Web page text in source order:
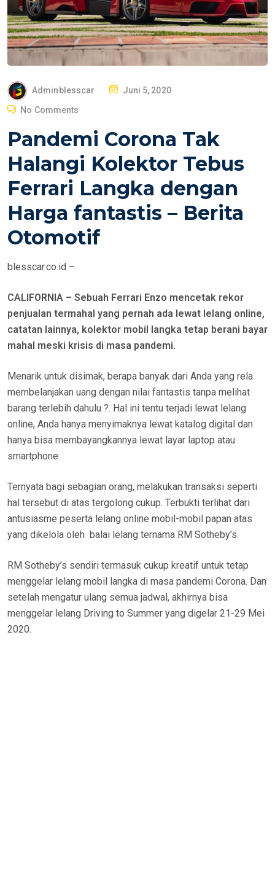
Adminblesscar
T
D
O
N
Juni 5, 2020
No Comments
Pandemi Corona Tak
Halangi Kolektor Tebus
Ferrari Langka dengan
Harga fantastis – Berita
Otomotif
blesscar.co.id –
CALIFORNIA – Sebuah Ferrari Enzo mencetak rekor
penjualan termahal yang pernah ada lewat lelang online,
catatan lainnya, kolektor mobil langka tetap berani bayar
mahal meski krisis di masa pandemi.
Menarik untuk disimak, berapa banyak dari Anda yang rela
membelanjakan uang dengan nilai fantastis tanpa melihat
barang terlebih dahulu ?. Hal ini tentu terjadi lewat lelang
online, Anda hanya menyimaknya lewat katalog digital dan
hanya bisa membayangkannya lewat layar laptop atau
smartphone.
Ternyata bagi sebagian orang, melakukan transaksi seperti
hal tersebut di atas tergolong cukup. Terbukti terlihat dari
antusiasme peserta lelang online mobil-mobil papan atas
yang dikelola oleh balai lelang ternama RM Sotheby’s.
RM Sotheby’s sendiri termasuk cukup kreatif untuk tetap
menggelar lelang mobil langka di masa pandemi Corona. Dan
setelah mengatur ulang semua jadwal, akhirnya bisa
menggelar lelang Driving to Summer yang digelar 21-29 Mei
2020.